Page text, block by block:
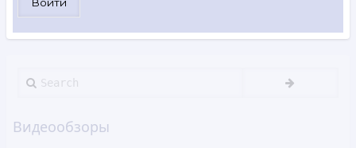
Search
Видеообзоры